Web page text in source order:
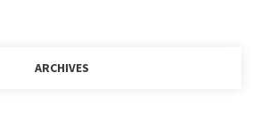
ARCHIVES